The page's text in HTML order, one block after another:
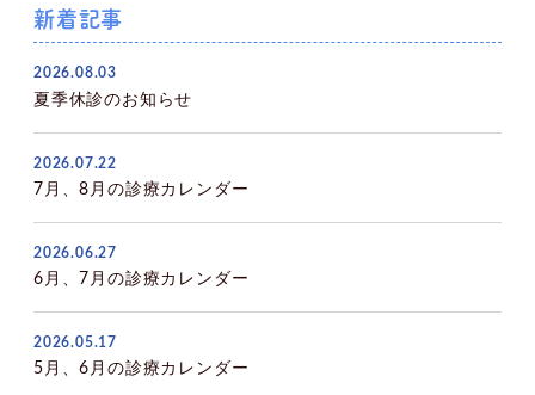
新着記事
2026.08.03
夏季休診のお知らせ
2026.07.22
7月、8月の診療カレンダー
2026.06.27
6月、7月の診療カレンダー
2026.05.17
5月、6月の診療カレンダー